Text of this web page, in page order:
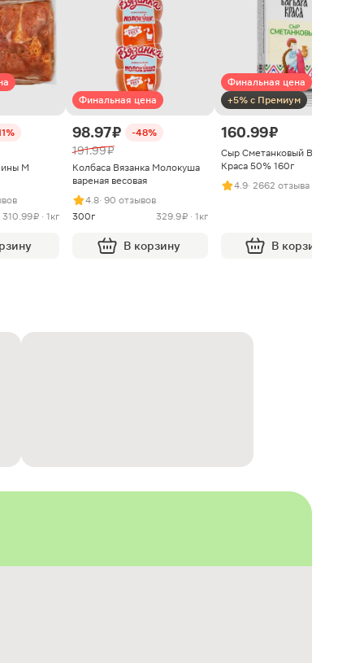
М
310.99 ₽ · 1кг
Финальная цена
98.97 ₽ -48%
191.99 ₽
Колбаса Вязанка Молокуша
вареная весовая
4.8· 90 отзывов
300г
329.9 ₽ · 1кг
В корзину
Финальная цена
+5% с Премиум
160.99 ₽
Сыр Сметанковый Варвара
Краса 50% 160г
4.9· 2662 отзыва
В корзину